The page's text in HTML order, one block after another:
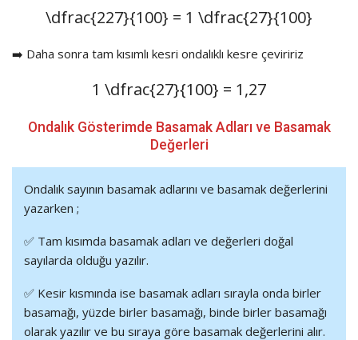
\dfrac{227}{100} = 1 \dfrac{27}{100}
➡️ Daha sonra tam kısımlı kesri ondalıklı kesre çeviririz
1 \dfrac{27}{100} = 1,27
Ondalık Gösterimde Basamak Adları ve Basamak
Değerleri
Ondalık sayının basamak adlarını ve basamak değerlerini
yazarken ;
✅ Tam kısımda basamak adları ve değerleri doğal
sayılarda olduğu yazılır.
✅ Kesir kısmında ise basamak adları sırayla onda birler
basamağı, yüzde birler basamağı, binde birler basamağı
olarak yazılır ve bu sıraya göre basamak değerlerini alır.